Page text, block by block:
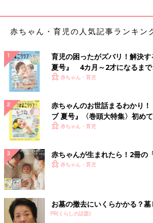
中村先生が担当している医療的ケア児の家族が、車に常
2018年の西日本豪雨の時、在宅医療をして
かりつけの病院や大きな病院に避難させても
「病院では大けがをした人や入院患者が優先
赤ちゃん・育児の人気記事ランキン
育児の困ったがズバリ！解決
夏号』 4カ月～2才になるまで
いっぱい！
赤ちゃん・育児
赤ちゃんのお世話まるわかり
ブ 夏号』〈巻頭大特集〉初め
く！ おっぱい・ミルクの基本
赤ちゃん・育児
赤ちゃんが生まれたら！2冊の
赤ちゃん・育児
お墓の撤去にいくらかかる？
PR(くらしの話題)